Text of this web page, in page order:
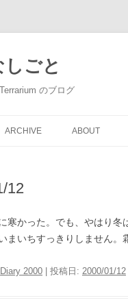
しごと
のブログ
ARCHIVE ABOUT
12
寒かった。でも、やはり
まいちすっきりしません。
Diary 2000 | 投稿日: 2000/01/12